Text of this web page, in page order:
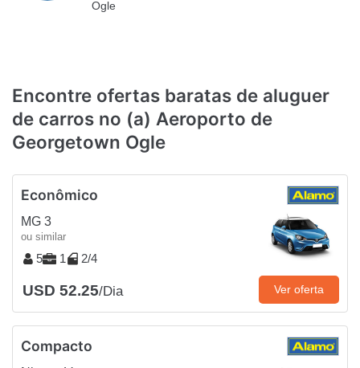
Ogle
Encontre ofertas baratas de aluguer
de carros no (a) Aeroporto de
Georgetown Ogle
Econômico
MG 3
ou similar
5 1 2/4
USD 52.25/Dia Ver oferta
Compacto